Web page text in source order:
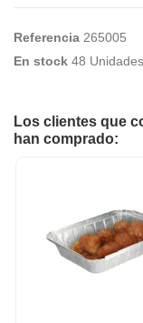
Referencia 265005
En stock 48 Unidades
Los clientes que
han comprado: